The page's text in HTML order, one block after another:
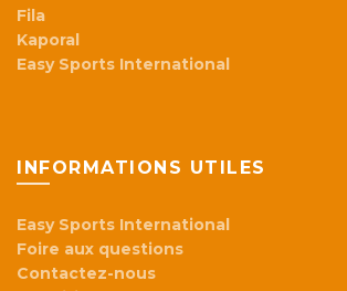
Fila
Kaporal
Easy Sports International
INFORMATIONS UTILES
Easy Sports International
Foire aux questions
Contactez-nous